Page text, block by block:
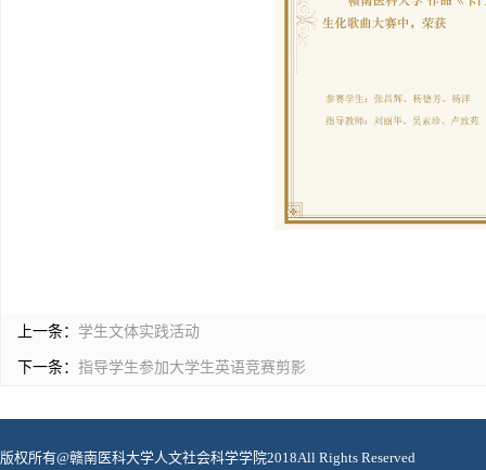
上一条： 学生文体实践活动
下一条： 指导学生参加大学生英语竞赛剪影
版权所有@赣南医科大学人文社会科学学院2018All Rights Reserved